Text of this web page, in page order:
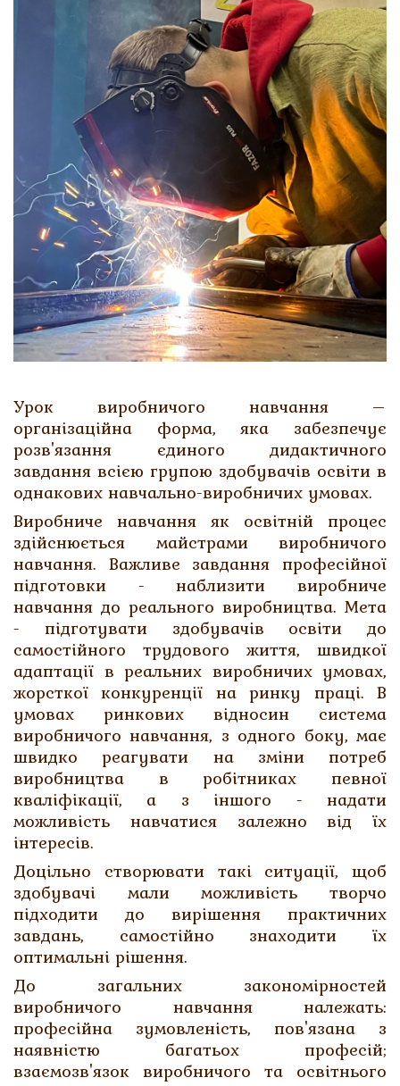
Урок виробничого навчання –
організаційна форма, яка забезпечує
розв'язання єдиного дидактичного
завдання всією групою здобувачів освіти в
однакових навчально-виробничих умовах.
Виробниче навчання як освітній процес
здійснюється майстрами виробничого
навчання. Важливе завдання професійної
підготовки - наблизити виробниче
навчання до реального виробництва. Мета
- підготувати здобувачів освіти до
самостійного трудового життя, швидкої
адаптації в реальних виробничих умовах,
жорсткої конкуренції на ринку праці. В
умовах ринкових відносин система
виробничого навчання, з одного боку, має
швидко реагувати на зміни потреб
виробництва в робітниках певної
кваліфікації, а з іншого - надати
можливість навчатися залежно від їх
інтересів.
Доцільно створювати такі ситуації, щоб
здобувачі мали можливість творчо
підходити до вирішення практичних
завдань, самостійно знаходити їх
оптимальні рішення.
До загальних закономірностей
виробничого навчання належать:
професійна зумовленість, пов'язана з
наявністю багатьох професій;
взаємозв'язок виробничого та освітнього